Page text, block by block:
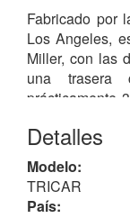
Fabricado por
Los Angeles,
Miller, con las
una trasera
prácticamente
montado al
Aparte de la
esencialmente
firma Advance
Detalles
Modelo:
TRICAR
País: